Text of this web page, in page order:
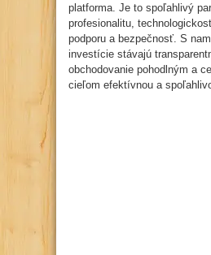
platforma. Je to spoľahlivý
profesionalitu,
podporu a bezpečnosť. S
investície stávajú
obchodovanie pohodlným a
cieľom efektívnou a